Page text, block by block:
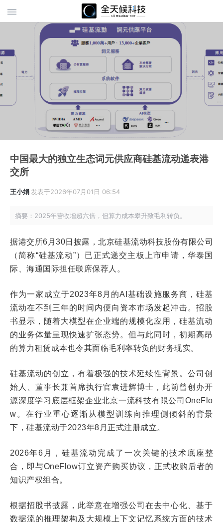
中国最大的独立生态词元供应商硅基流动递表港
交所
王小娟发表于2026年07月01日 06:54
摘要：2025年营收增超六倍，但算力成本攀升致毛利转负。
据港交所6月30日披露，北京硅基流动科技股份有限公司
（简称“硅基流动”）已正式递交主板上市申请，华泰国
际、海通国际担任联席保荐人。
作为一家成立于2023年8月的AI基础设施服务商，硅基
流动在不到三年的时间内便向资本市场发起冲击。招股
书显示，随着大模型在企业端的规模化应用，硅基流动
的业务体量呈现快速扩张态势。但与此同时，初期高昂
的算力租赁成本也令其面临毛利率转负的财务现实。
硅基流动的创立，有着极强的技术延续性背景。公司创
始人、董事长兼首席执行官袁进辉博士，此前曾创办开
源深度学习底层框架企业北京一流科技有限公司OneFlo
w。在行业重心逐渐从模型训练向推理侧倾斜的背景
下，硅基流动于2023年8月正式注册成立。
2026年6月，硅基流动完成了一次关键的技术底座整
合，即与OneFlow订立资产购买协议，正式收购后者的
知识产权组合。
根据招股书披露，此举意在增强公司在去中心化、基于
数据流的推理架构及大规模上下文记忆系统方面的技术